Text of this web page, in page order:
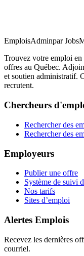
EmploisAdminpar
Trouvez votre emploi
offres au Québec.
et soutien administratif.
recrutent.
Chercheurs
Rechercher des
Rechercher des
Employeurs
Publier une offre
Système de suivi
Nos tarifs
Sites d’emploi
Alertes Emplois
Recevez les dernières
courriel.